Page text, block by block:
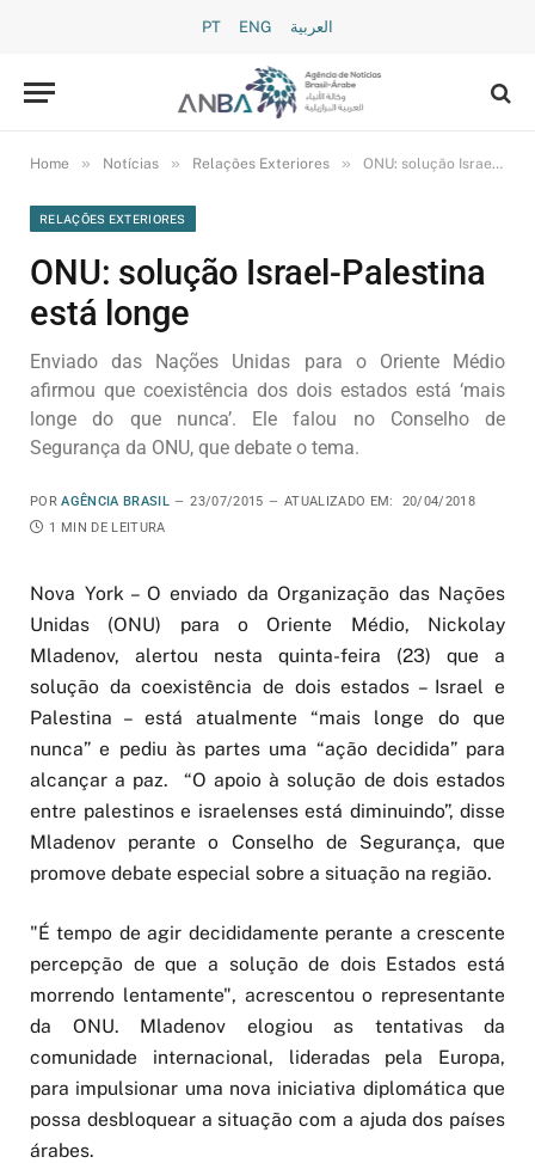
PT ENG العربية
Home » Notícias » Relações Exteriores » ONU: solução Israel-Palestina está longe
RELAÇÕES EXTERIORES
ONU: solução Israel-Palestina
está longe
Enviado das Nações Unidas para o Oriente Médio
afirmou que coexistência dos dois estados está ‘mais
longe do que nunca’. Ele falou no Conselho de
Segurança da ONU, que debate o tema.
POR AGÊNCIA BRASIL 23/07/2015 ATUALIZADO EM:
20/04/2018
1 MIN DE LEITURA
Nova York – O enviado da Organização das Nações
Unidas (ONU) para o Oriente Médio, Nickolay
Mladenov, alertou nesta quinta-feira (23) que a
solução da coexistência de dois estados – Israel e
Palestina – está atualmente “mais longe do que
nunca” e pediu às partes uma “ação decidida” para
alcançar a paz. “O apoio à solução de dois estados
entre palestinos e israelenses está diminuindo”, disse
Mladenov perante o Conselho de Segurança, que
promove debate especial sobre a situação na região.
"É tempo de agir decididamente perante a crescente
percepção de que a solução de dois Estados está
morrendo lentamente", acrescentou o representante
da ONU. Mladenov elogiou as tentativas da
comunidade internacional, lideradas pela Europa,
para impulsionar uma nova iniciativa diplomática que
possa desbloquear a situação com a ajuda dos países
árabes.